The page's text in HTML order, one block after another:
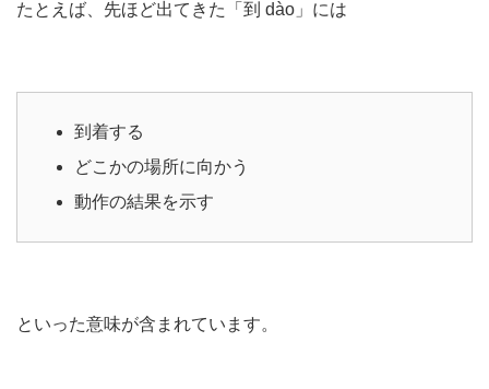
たとえば、先ほど出てきた「到 dào」には
到着する
どこかの場所に向かう
動作の結果を示す
といった意味が含まれています。